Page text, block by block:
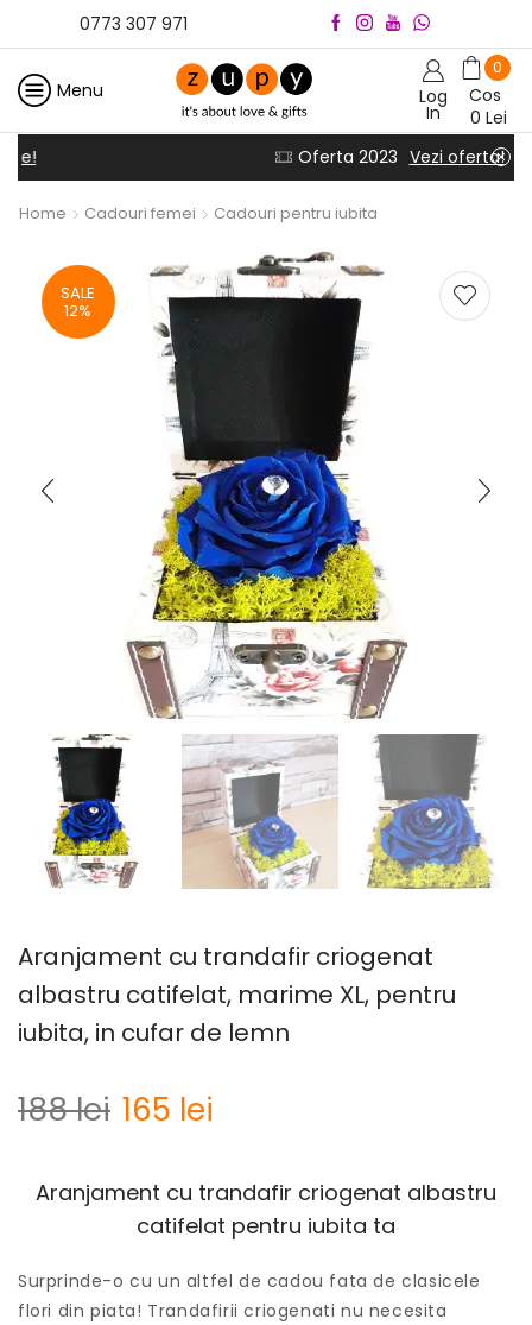
0773 307 971
Menu Log
In
0
Cos
0 Lei
Vezi oferta!
Home Cadouri femei Cadouri pentru iubita
SALE
12%
Aranjament cu trandafir criogenat
albastru catifelat, marime XL, pentru
iubita, in cufar de lemn
188lei 165 lei
Aranjament cu trandafir criogenat albastru
catifelat pentru iubita ta
Surprinde-o cu un altfel de cadou fata de clasicele
flori din piata! Trandafirii criogenati nu necesita